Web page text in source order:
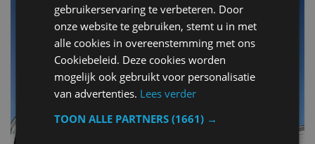
gebruikerservaring te verbeteren. Door
onze website te gebruiken, stemt u in met
alle cookies in overeenstemming met ons
Cookiebeleid. Deze cookies worden
mogelijk ook gebruikt voor personalisatie
van advertenties. Lees verder
TOON ALLE PARTNERS(1661) →